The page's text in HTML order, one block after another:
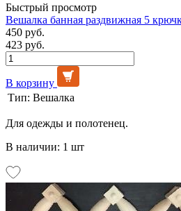
Быстрый просмотр
Вешалка банная раздвижная 5
450 руб.
423 руб.
В корзину
Тип: Вешалка
Для одежды и полотенец.
В наличии: 1 шт